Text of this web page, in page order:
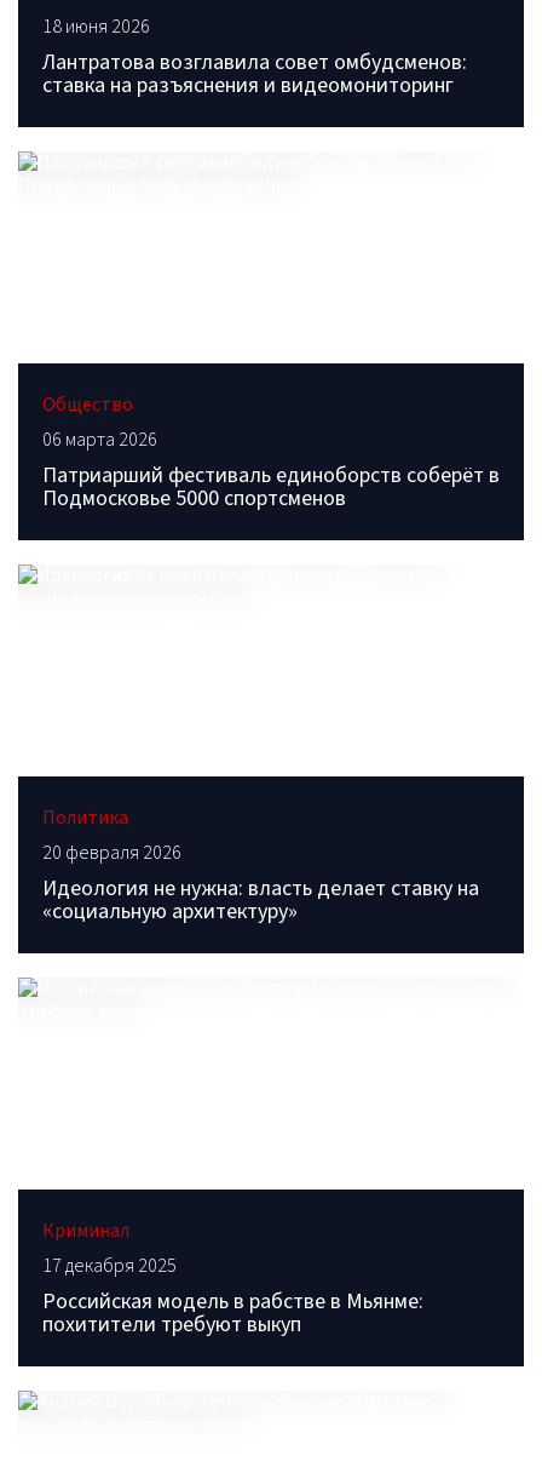
18 июня 2026
Лантратова возглавила совет омбудсменов:
ставка на разъяснения и видеомониторинг
Общество
06 марта 2026
Патриарший фестиваль единоборств соберёт в
Подмосковье 5000 спортсменов
Политика
20 февраля 2026
Идеология не нужна: власть делает ставку на
«социальную архитектуру»
Криминал
17 декабря 2025
Российская модель в рабстве в Мьянме:
похитители требуют выкуп